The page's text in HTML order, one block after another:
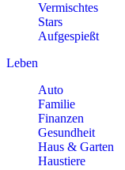
Vermischtes
Stars
Aufgespießt
Leben
Auto
Familie
Finanzen
Gesundheit
Haus & Garten
Haustiere